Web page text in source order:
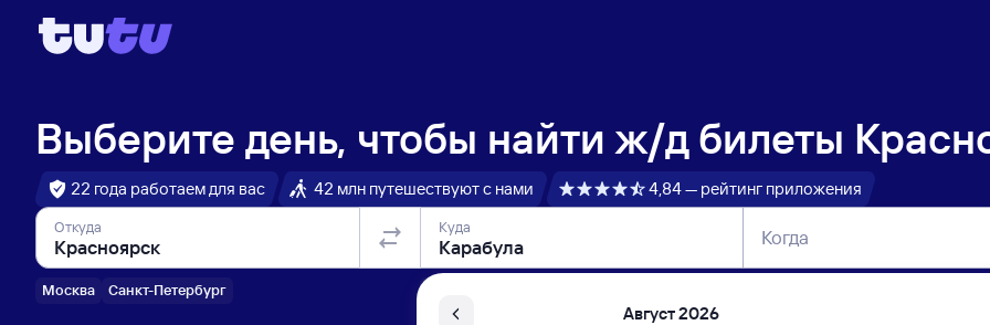
Выберите день, чтобы найти ж/д билеты
22 года работаем для вас 42 млн путешествуют с нами 4,84 — рейтинг приложения
Откуда
Москва Санкт-Петербург
Куда Когда
Август 2026